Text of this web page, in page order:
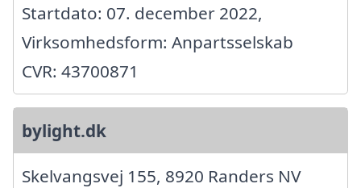
Startdato: 07. december 2022,
Virksomhedsform: Anpartsselskab
CVR: 43700871
bylight.dk
Skelvangsvej 155, 8920 Randers NV